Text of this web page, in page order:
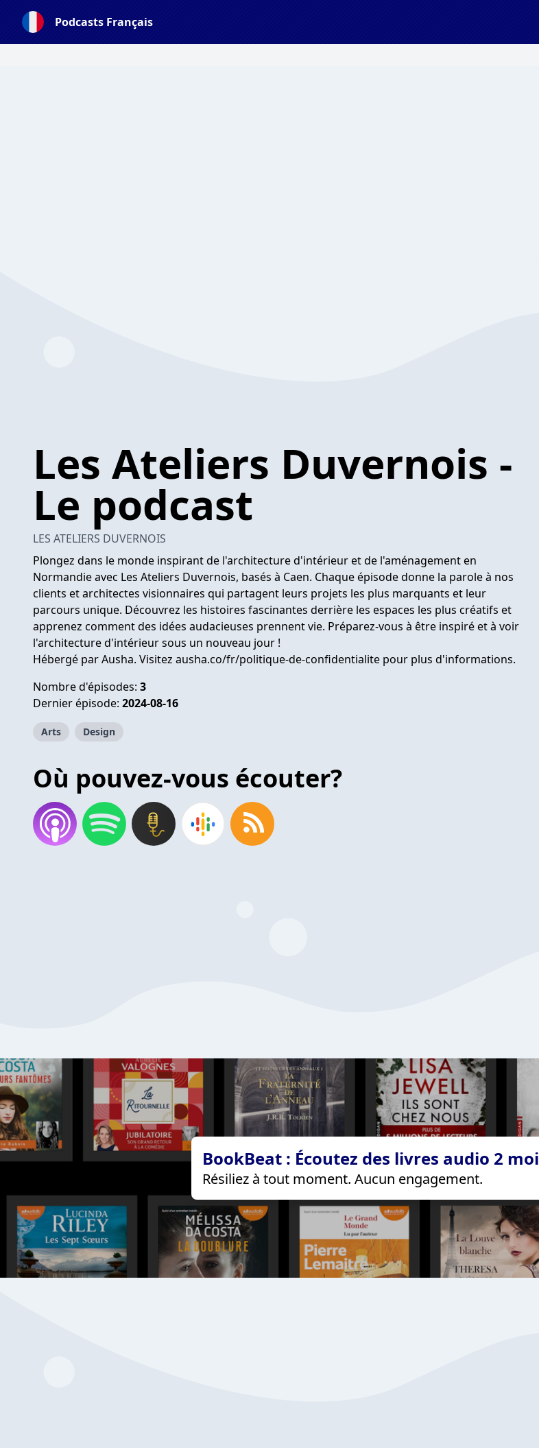
Podcasts Français
Les Ateliers Duvernois -
Le podcast
LES ATELIERS DUVERNOIS
Plongez dans le monde inspirant de l'architecture d'intérieur et de l'aménagement en
Normandie avec Les Ateliers Duvernois, basés à Caen. Chaque épisode donne la parole à nos
clients et architectes visionnaires qui partagent leurs projets les plus marquants et leur
parcours unique. Découvrez les histoires fascinantes derrière les espaces les plus créatifs et
apprenez comment des idées audacieuses prennent vie. Préparez-vous à être inspiré et à voir
l'architecture d'intérieur sous un nouveau jour !
Hébergé par Ausha. Visitez ausha.co/fr/politique-de-confidentialite pour plus d'informations.
Nombre d'épisodes: 3
Dernier épisode: 2024-08-16
Arts Design
Où pouvez-vous écouter?
BookBeat : Écoutez des livres audio 2
Résiliez à tout moment. Aucun engagement.